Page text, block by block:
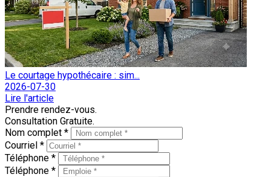
Le courtage hypothécaire : sim...
2026-07-30
Lire l'article
Prendre rendez-vous.
Consultation Gratuite.
Nom complet *
Courriel *
Téléphone *
Téléphone *